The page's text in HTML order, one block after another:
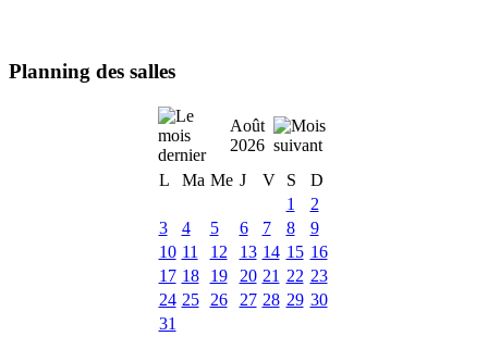
Planning des salles
Août
2026
L
Ma Me J V S
D
1
2
3
4 5 6 7 8
9
10 11 12 13 14 15 16
17 18 19 20 21 22 23
24 25 26 27 28 29 30
31